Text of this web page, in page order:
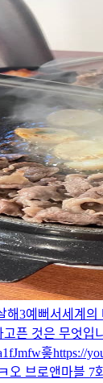
해3예뻐서세계의
픈 것은 무엇입
흫https://
오 브로앤마블 7